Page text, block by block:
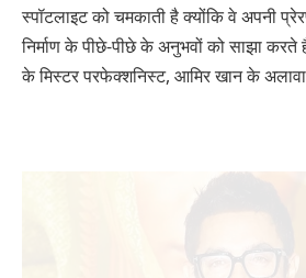
स्पॉटलाइट को चमकाती है क्योंकि वे अपनी
निर्माण के पीछे-पीछे के अनुभवों को साझा करते
के मिस्टर परफेक्शनिस्ट, आमिर खान के